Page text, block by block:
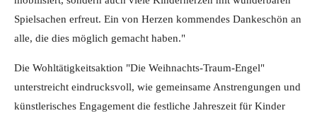
Spielsachen erfreut. Ein von Herzen kommendes Dankeschön an
alle, die dies möglich gemacht haben."
Die Wohltätigkeitsaktion "Die Weihnachts-Traum-Engel"
unterstreicht eindrucksvoll, wie gemeinsame Anstrengungen und
künstlerisches Engagement die festliche Jahreszeit für Kinder